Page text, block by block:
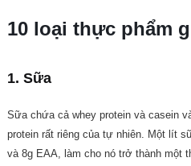
10 loại thực phẩm
1. Sữa
Sữa chứa cả whey protein và casein
protein rất riêng của tự nhiên. Một lít
và 8g EAA, làm cho nó trở thành một